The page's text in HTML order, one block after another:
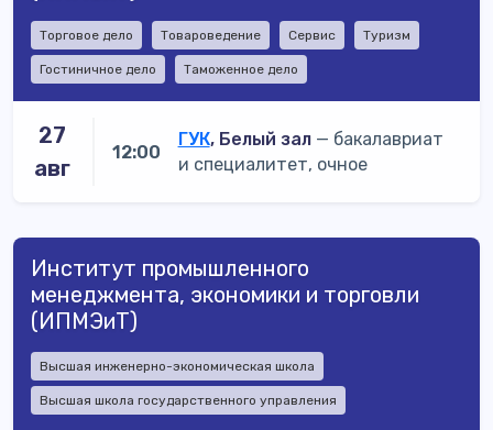
Торговое дело Товароведение Сервис Туризм
Гостиничное дело Таможенное дело
27
авг
12:00
ГУК, Белый зал— бакалавриат
и специалитет, очное
Институт промышленного
менеджмента, экономики и торговли
(ИПМЭиТ)
Высшая инженерно-экономическая школа
Высшая школа государственного управления